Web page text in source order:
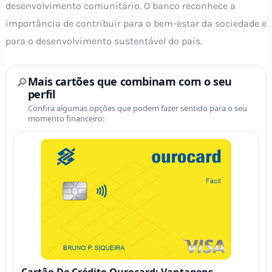
desenvolvimento comunitário. O banco reconhece a
importância de contribuir para o bem-estar da sociedade e
para o desenvolvimento sustentável do país.
🔎Mais cartões que combinam com o seu
perfil
Confira algumas opções que podem fazer sentido para o seu
momento financeiro: